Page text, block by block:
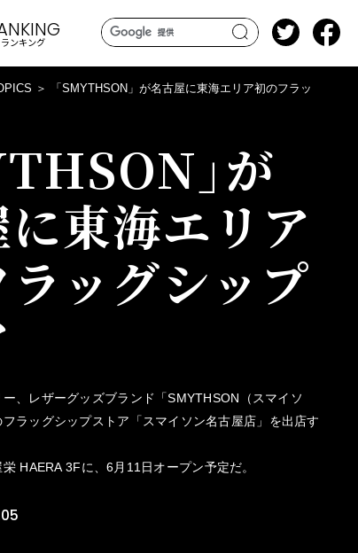
search
ランキング
「SMYTHSON」が名古屋に東海エリア初のフラッ
」が
東海エリア
ッグシップ
、レザーグッズブランド「SMYTHSON（スマイソ
ラッグシップストア「スマイソン名古屋店」を出店す
HAERA 3Fに、6月11日オープン予定だ。